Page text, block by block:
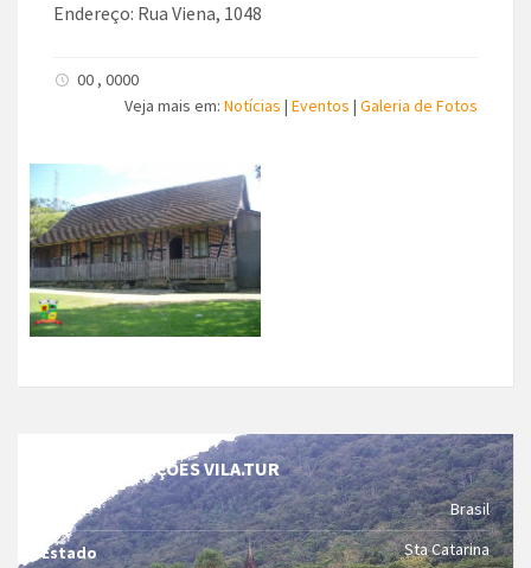
Endereço: Rua Viena, 1048
00 , 0000
Veja mais em: Notícias | Eventos | Galeria de Fotos
INFORMAÇÕES VILA.TUR
Brasil
Estado Sta Catarina